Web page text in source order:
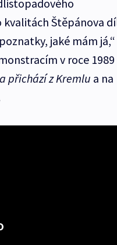
kvalitách Štěpánova
jaké mám já,“
v roce 1989
přichází z Kremlu a na